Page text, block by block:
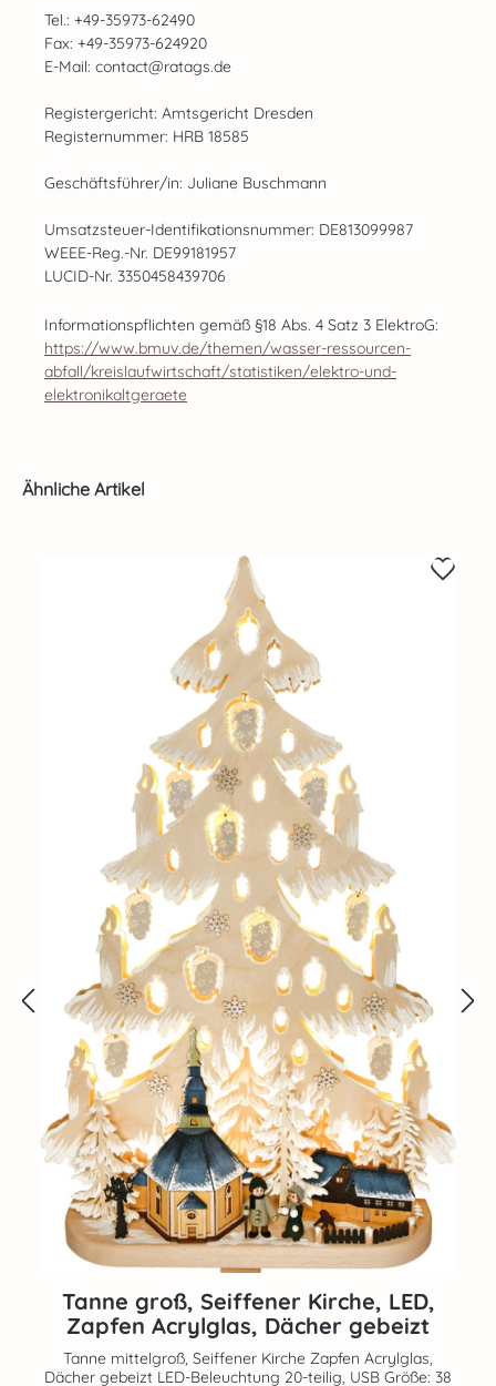
Tel.: +49-35973-62490
Fax: +49-35973-624920
E-Mail: contact@ratags.de
Registergericht: Amtsgericht Dresden
Registernummer: HRB 18585
Geschäftsführer/in: Juliane Buschmann
Umsatzsteuer-Identifikationsnummer: DE813099987
WEEE-Reg.-Nr. DE99181957
LUCID-Nr. 3350458439706
Informationspflichten gemäß §18 Abs. 4 Satz 3 ElektroG:
https://www.bmuv.de/themen/wasser-ressourcen-
abfall/kreislaufwirtschaft/statistiken/elektro-und-
elektronikaltgeraete
Produktgalerie überspringen
Ähnliche Artikel
Tanne groß, Seiffener Kirche, LED,
Zapfen Acrylglas, Dächer gebeizt
Tanne mittelgroß, Seiffener Kirche Zapfen Acrylglas,
Dächer gebeizt LED-Beleuchtung 20-teilig, USB Größe: 38